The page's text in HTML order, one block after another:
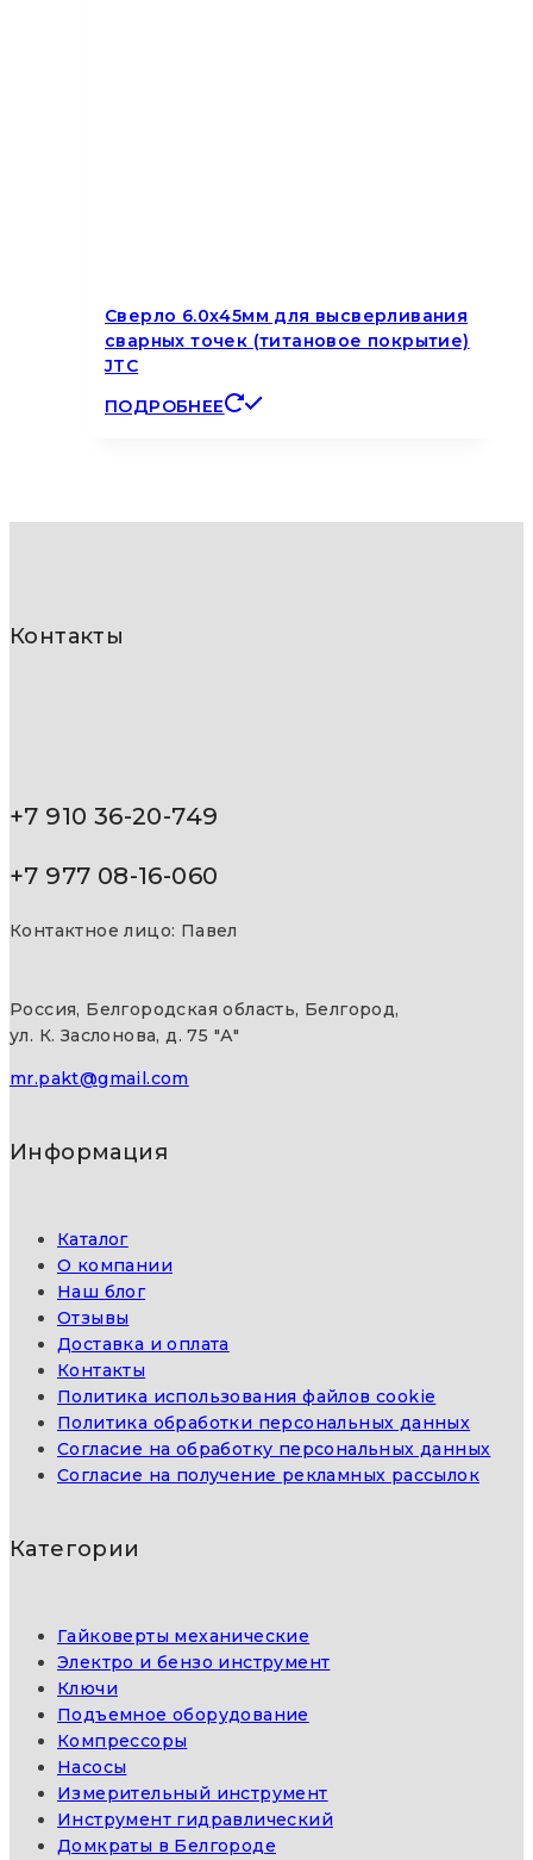
Сверло 6.0х45мм для высверливания
сварных точек (титановое покрытие)
JTC
ПОДРОБНЕЕ
Контакты
+7 910 36-20-749
+7 977 08-16-060
Контактное лицо: Павел
Россия, Белгородская область, Белгород,
ул. К. Заслонова, д. 75 "А"
mr.pakt@gmail.com
Информация
Каталог
О компании
Наш блог
Отзывы
Доставка и оплата
Контакты
Политика использования файлов cookie
Политика обработки персональных данных
Согласие на обработку персональных данных
Согласие на получение рекламных рассылок
Категории
Гайковерты механические
Электро и бензо инструмент
Ключи
Подъемное оборудование
Компрессоры
Насосы
Измерительный инструмент
Инструмент гидравлический
Домкраты в Белгороде